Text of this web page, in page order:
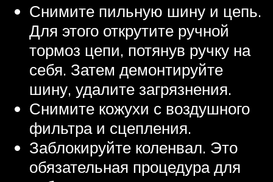
Снимите пильную шину и цепь.
Для этого открутите ручной
тормоз цепи, потянув ручку на
себя. Затем демонтируйте
шину, удалите загрязнения.
Снимите кожухи с воздушного
фильтра и сцепления.
Заблокируйте коленвал. Это
обязательная процедура для